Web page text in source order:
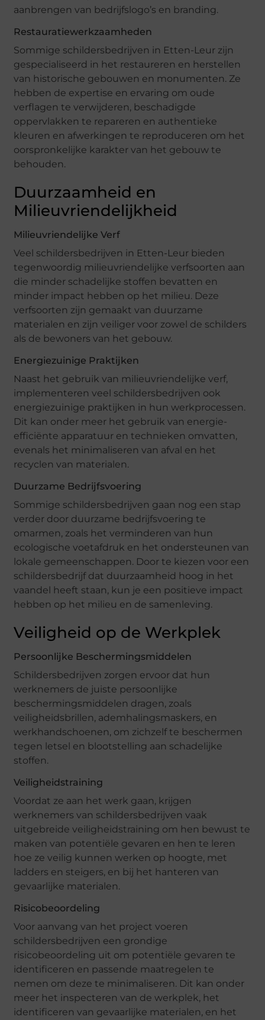
aanbrengen van bedrijfslogo’s en branding.
Restauratiewerkzaamheden
Sommige schildersbedrijven in Etten-Leur zijn
gespecialiseerd in het restaureren en herstellen
van historische gebouwen en monumenten. Ze
hebben de expertise en ervaring om oude
verflagen te verwijderen, beschadigde
oppervlakken te repareren en authentieke
kleuren en afwerkingen te reproduceren om het
oorspronkelijke karakter van het gebouw te
behouden.
Duurzaamheid en
Milieuvriendelijkheid
Milieuvriendelijke Verf
Veel schildersbedrijven in Etten-Leur bieden
tegenwoordig milieuvriendelijke verfsoorten aan
die minder schadelijke stoffen bevatten en
minder impact hebben op het milieu. Deze
verfsoorten zijn gemaakt van duurzame
materialen en zijn veiliger voor zowel de schilders
als de bewoners van het gebouw.
Energiezuinige Praktijken
Naast het gebruik van milieuvriendelijke verf,
implementeren veel schildersbedrijven ook
energiezuinige praktijken in hun werkprocessen.
Dit kan onder meer het gebruik van energie-
efficiënte apparatuur en technieken omvatten,
evenals het minimaliseren van afval en het
recyclen van materialen.
Duurzame Bedrijfsvoering
Sommige schildersbedrijven gaan nog een stap
verder door duurzame bedrijfsvoering te
omarmen, zoals het verminderen van hun
ecologische voetafdruk en het ondersteunen van
lokale gemeenschappen. Door te kiezen voor een
schildersbedrijf dat duurzaamheid hoog in het
vaandel heeft staan, kun je een positieve impact
hebben op het milieu en de samenleving.
Veiligheid op de Werkplek
Persoonlijke Beschermingsmiddelen
Schildersbedrijven zorgen ervoor dat hun
werknemers de juiste persoonlijke
beschermingsmiddelen dragen, zoals
veiligheidsbrillen, ademhalingsmaskers, en
werkhandschoenen, om zichzelf te beschermen
tegen letsel en blootstelling aan schadelijke
stoffen.
Veiligheidstraining
Voordat ze aan het werk gaan, krijgen
werknemers van schildersbedrijven vaak
uitgebreide veiligheidstraining om hen bewust te
maken van potentiële gevaren en hen te leren
hoe ze veilig kunnen werken op hoogte, met
ladders en steigers, en bij het hanteren van
gevaarlijke materialen.
Risicobeoordeling
Voor aanvang van het project voeren
schildersbedrijven een grondige
risicobeoordeling uit om potentiële gevaren te
identificeren en passende maatregelen te
nemen om deze te minimaliseren. Dit kan onder
meer het inspecteren van de werkplek, het
identificeren van gevaarlijke materialen, en het